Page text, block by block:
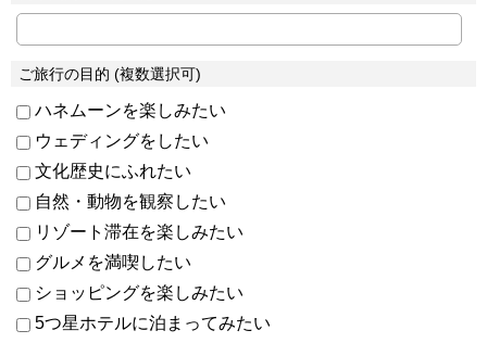
ご旅行の目的 (複数選択可)
ハネムーンを楽しみたい
ウェディングをしたい
文化歴史にふれたい
自然・動物を観察したい
リゾート滞在を楽しみたい
グルメを満喫したい
ショッピングを楽しみたい
5つ星ホテルに泊まってみたい